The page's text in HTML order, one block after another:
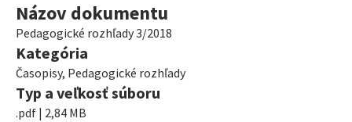
Názov dokumentu
Pedagogické rozhľady 3/2018
Kategória
Časopisy, Pedagogické rozhľady
Typ a veľkosť súboru
.pdf | 2,84 MB